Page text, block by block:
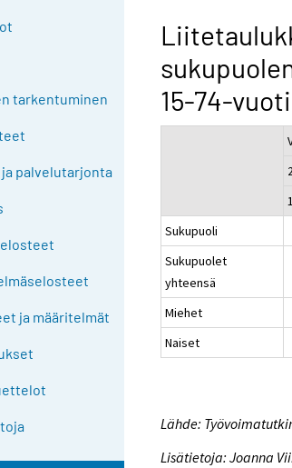
tarkentuminen
palvelutarjonta
ja määritelmät
15-74-
Sukupuoli
Sukupuolet
yhteensä
Miehet
Naiset
Lähde:
Lisätietoja: Joanna